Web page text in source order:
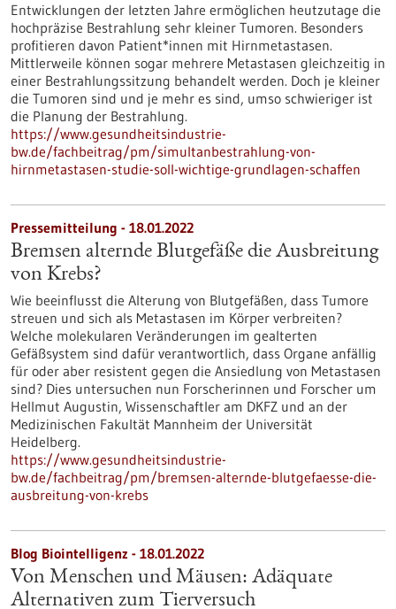
Entwicklungen der letzten Jahre ermöglichen heutzutage die
hochpräzise Bestrahlung sehr kleiner Tumoren. Besonders
profitieren davon Patient*innen mit Hirnmetastasen.
Mittlerweile können sogar mehrere Metastasen gleichzeitig in
einer Bestrahlungssitzung behandelt werden. Doch je kleiner
die Tumoren sind und je mehr es sind, umso schwieriger ist
die Planung der Bestrahlung.
https://www.gesundheitsindustrie-
bw.de/fachbeitrag/pm/simultanbestrahlung-von-
hirnmetastasen-studie-soll-wichtige-grundlagen-schaffen
Pressemitteilung - 18.01.2022
Bremsen alternde Blutgefäße die Ausbreitung
von Krebs?
Wie beeinflusst die Alterung von Blutgefäßen, dass Tumore
streuen und sich als Metastasen im Körper verbreiten?
Welche molekularen Veränderungen im gealterten
Gefäßsystem sind dafür verantwortlich, dass Organe anfällig
für oder aber resistent gegen die Ansiedlung von Metastasen
sind? Dies untersuchen nun Forscherinnen und Forscher um
Hellmut Augustin, Wissenschaftler am DKFZ und an der
Medizinischen Fakultät Mannheim der Universität
Heidelberg.
https://www.gesundheitsindustrie-
bw.de/fachbeitrag/pm/bremsen-alternde-blutgefaesse-die-
ausbreitung-von-krebs
Blog Biointelligenz - 18.01.2022
Von Menschen und Mäusen: Adäquate
Alternativen zum Tierversuch